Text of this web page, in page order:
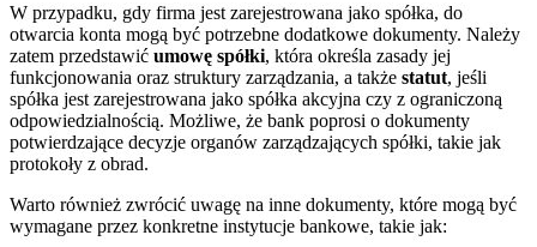
W przypadku, gdy firma jest zarejestrowana jako spółka, do
otwarcia konta mogą być potrzebne dodatkowe dokumenty. Należy
zatem przedstawić umowę spółki, która określa zasady jej
funkcjonowania oraz struktury zarządzania, a także statut, jeśli
spółka jest zarejestrowana jako spółka akcyjna czy z ograniczoną
odpowiedzialnością. Możliwe, że bank poprosi o dokumenty
potwierdzające decyzje organów zarządzających spółki, takie jak
protokoły z obrad.
Warto również zwrócić uwagę na inne dokumenty, które mogą być
wymagane przez konkretne instytucje bankowe, takie jak: